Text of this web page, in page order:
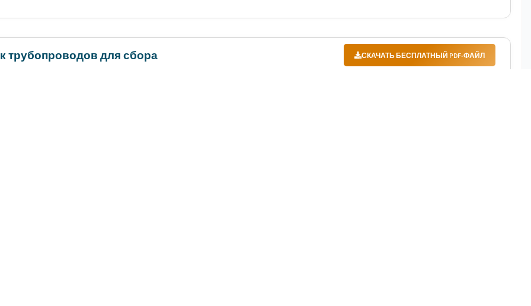
трубопроводов для сбора СКАЧАТЬ БЕСПЛАТНЫЙ PDF-ФАЙЛ